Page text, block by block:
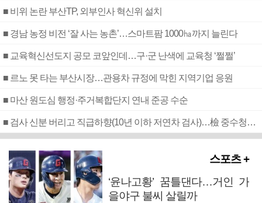
■ 비위 논란 부산TP, 외부인사 혁신위 설치
■ 경남 농정 비전 ‘잘 사는 농촌’…스마트팜 1000㏊까지 늘린다
■ 교육혁신선도지 공모 코앞인데…구·군 난색에 교육청 ‘쩔쩔’
■ 르노 못 타는 부산시장…관용차 규정에 막힌 지역기업 응원
■ 마산 원도심 행정·주거복합단지 연내 준공 수순
■ 검사 신분 버리고 직급하향(10년 이하 저연차 검사)…檢 중수청행 기피
스포츠 +
‘윤나고황’ 꿈틀댄다…거인 가
을야구 불씨 살릴까